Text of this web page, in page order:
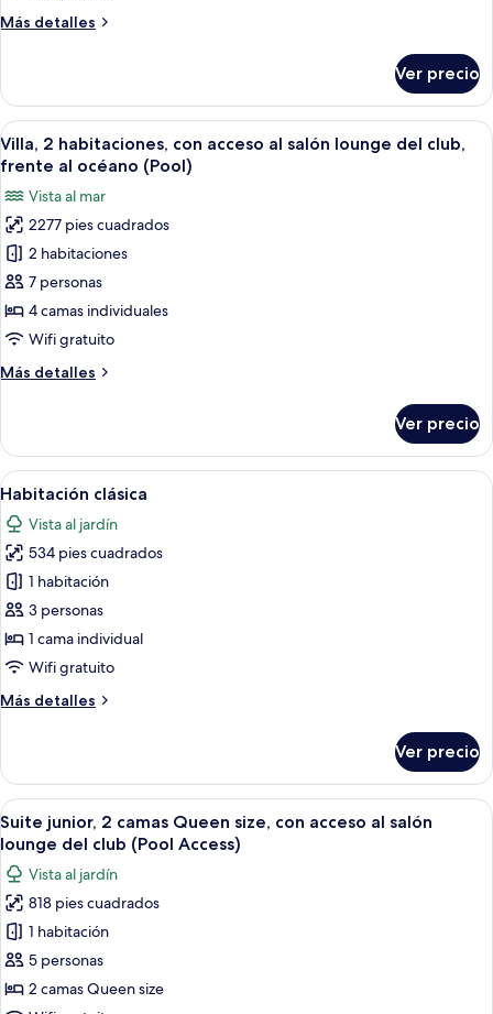
al
del
club,
frente
al
océano
(Pool)
Más detalles
Más
1
habitación,
con
acceso
salón
lounge
del
club,
frente
océano
(Pool)
Ver precio
Abrir
todas
fotos
de
Villa,
2
habitaciones,
con
al
del
club,
frente
al
océano
(Pool)
Habitación de hotel con una cama
14
Villa, 2 habitaciones, con acceso al salón lounge del club,
frente al océano (Pool)
Vista al mar
2277 pies cuadrados
2 habitaciones
7 personas
4 camas individuales
Wifi gratuito
Más detalles
Más
2
habitaciones,
con
al
salón
lounge
del
club,
frente
al
océano
Ver precio
Abrir
todas
las
fotos
de
Habitación
clásica
Habitación de hotel con cama,
10
Habitación clásica
Vista al jardín
534 pies cuadrados
1 habitación
3 personas
1 cama individual
Wifi gratuito
Más detalles
Más
clásica
Ver precio
Abrir
todas
las
fotos
de
Suite
junior,
2
Una habitación de hotel con dos
7
Suite junior, 2 camas Queen size, con acceso al salón
lounge del club (Pool Access)
Vista al jardín
818 pies cuadrados
1 habitación
5 personas
2 camas Queen size